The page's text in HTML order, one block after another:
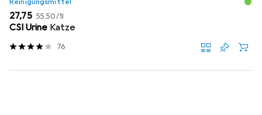
EUR
27,75 EUR
55,50/1l
CSI Urine Katze
76